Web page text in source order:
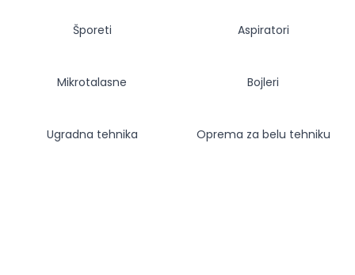
Šporeti Aspiratori
Mikrotalasne Bojleri
Ugradna tehnika Oprema za belu tehniku